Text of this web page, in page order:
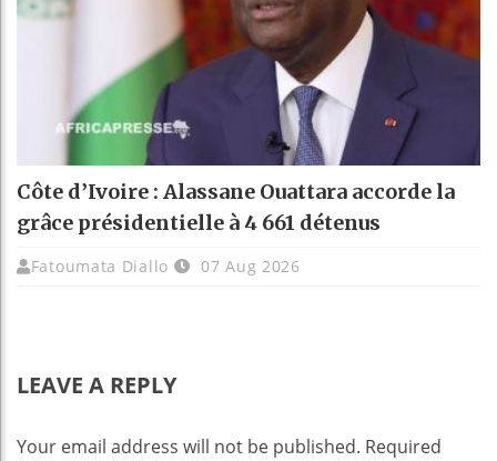
Côte d’Ivoire : Alassane Ouattara accorde la
grâce présidentielle à 4 661 détenus
Fatoumata Diallo 07 Aug 2026
LEAVE A REPLY
Your email address will not be published. Required